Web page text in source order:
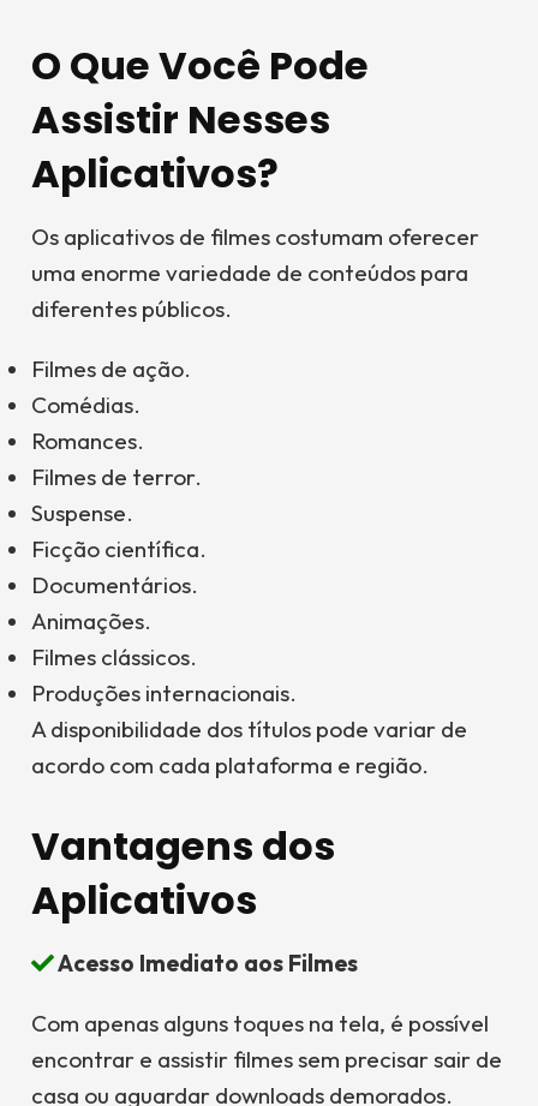
O Que Você Pode
Assistir Nesses
Aplicativos?
Os aplicativos de filmes costumam oferecer
uma enorme variedade de conteúdos para
diferentes públicos.
Filmes de ação.
Comédias.
Romances.
Filmes de terror.
Suspense.
Ficção científica.
Documentários.
Animações.
Filmes clássicos.
Produções internacionais.
A disponibilidade dos títulos pode variar de
acordo com cada plataforma e região.
Vantagens dos
Aplicativos
Acesso Imediato aos Filmes
Com apenas alguns toques na tela, é possível
encontrar e assistir filmes sem precisar sair de
casa ou aguardar downloads demorados.